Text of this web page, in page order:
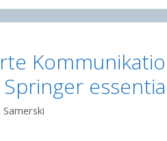
Springer
Samerski